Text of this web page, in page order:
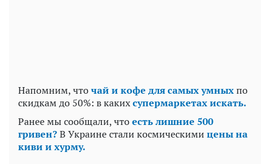
Напомним, чточай и кофе для самых умныхпо
скидкам до 50%: в какихсупермаркетах искать.
Ранее мы сообщали, чтоесть лишние 500
гривен?В Украине стали космическими цены на
киви и хурму.